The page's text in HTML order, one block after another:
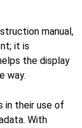
manual,
it is
the display
way.
in their use of
With